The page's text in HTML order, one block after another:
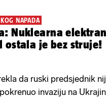
NAPADA
Nuklearna
ostala je bez struje!
da ruski predsjednik
invaziju na